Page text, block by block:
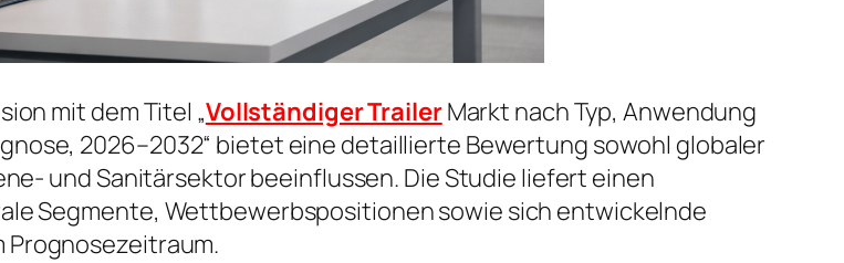
mit dem Titel „Vollständiger TrailerMarkt nach Typ, Anwendung
2026–2032“ bietet eine detaillierte Bewertung sowohl globaler
und Sanitärsektor beeinflussen. Die Studie liefert einen
Segmente, Wettbewerbspositionen sowie sich entwickelnde